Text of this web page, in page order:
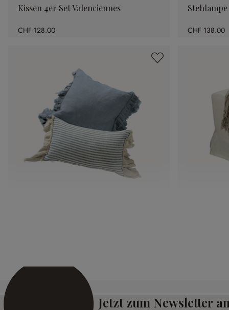
Kissen 4er Set Valenciennes
CHF 128.00 CHF 138.00
Jetzt zum Newsletter